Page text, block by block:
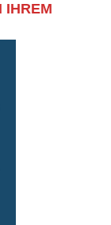
IHREM